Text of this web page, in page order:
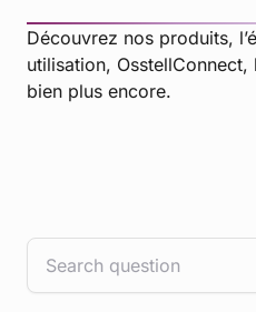
Découvrez nos produits,
utilisation,
bien plus encore.